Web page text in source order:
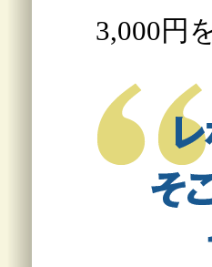
3,000円